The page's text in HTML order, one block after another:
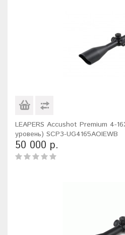
LEAPERS Accushot Premium 4-
уровень) SCP3-UG4165AOIEWB
50 000 р.